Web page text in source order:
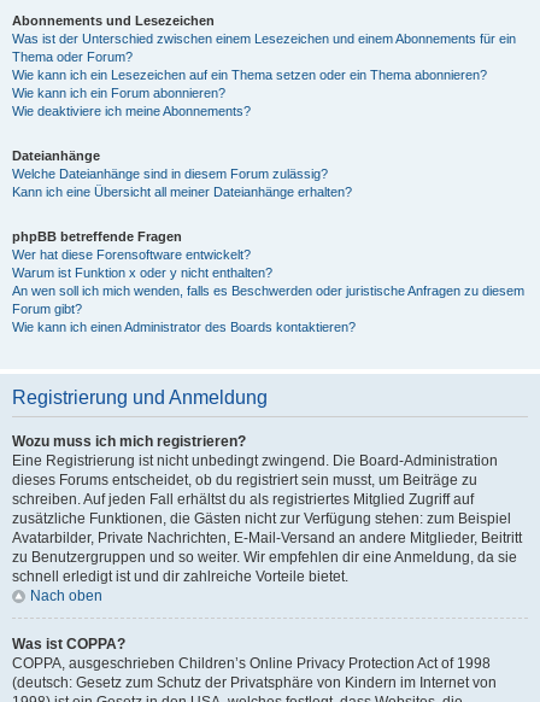
Abonnements und Lesezeichen
Was ist der Unterschied zwischen einem Lesezeichen und einem Abonnements für ein
Thema oder Forum?
Wie kann ich ein Lesezeichen auf ein Thema setzen oder ein Thema abonnieren?
Wie kann ich ein Forum abonnieren?
Wie deaktiviere ich meine Abonnements?
Dateianhänge
Welche Dateianhänge sind in diesem Forum zulässig?
Kann ich eine Übersicht all meiner Dateianhänge erhalten?
phpBB betreffende Fragen
Wer hat diese Forensoftware entwickelt?
Warum ist Funktion x oder y nicht enthalten?
An wen soll ich mich wenden, falls es Beschwerden oder juristische Anfragen zu diesem
Forum gibt?
Wie kann ich einen Administrator des Boards kontaktieren?
Registrierung und Anmeldung
Wozu muss ich mich registrieren?
Eine Registrierung ist nicht unbedingt zwingend. Die Board-Administration
dieses Forums entscheidet, ob du registriert sein musst, um Beiträge zu
schreiben. Auf jeden Fall erhältst du als registriertes Mitglied Zugriff auf
zusätzliche Funktionen, die Gästen nicht zur Verfügung stehen: zum Beispiel
Avatarbilder, Private Nachrichten, E-Mail-Versand an andere Mitglieder, Beitritt
zu Benutzergruppen und so weiter. Wir empfehlen dir eine Anmeldung, da sie
schnell erledigt ist und dir zahlreiche Vorteile bietet.
Nach oben
Was ist COPPA?
COPPA, ausgeschrieben Children’s Online Privacy Protection Act of 1998
(deutsch: Gesetz zum Schutz der Privatsphäre von Kindern im Internet von